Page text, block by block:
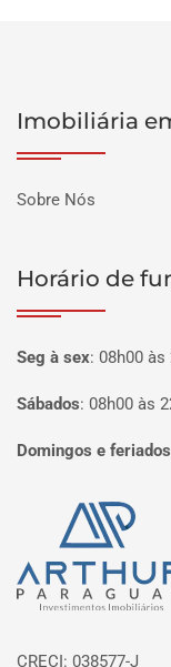
Imobiliária
Sobre Nós
Horário de
Seg à sex: 08h00 às
Sábados: 08h00 às
Domingos e feriados
Página inicial
CRECI: 038577-J